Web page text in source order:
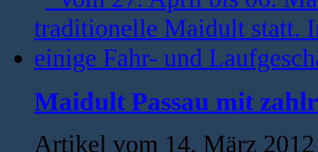
Maidult Passau mit
Artikel vom 14. März 2012